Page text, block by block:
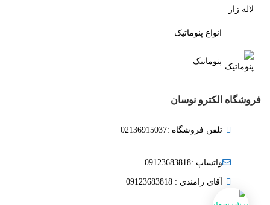
انواع پنوماتیک
پنوماتیک
فروشگاه الکترو نوسان
تلفن فروشگاه :02136915037
واتساپ :09123683818
آقای رامندی : 09123683818